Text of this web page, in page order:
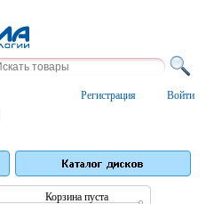
Войти
Регистрация
Корзина пуста